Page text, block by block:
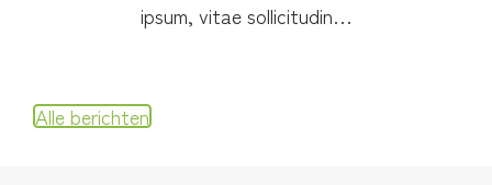
ipsum, vitae sollicitudin…
Alle berichten